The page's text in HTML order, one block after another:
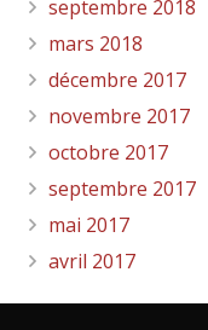
septembre 2018
mars 2018
décembre 2017
novembre 2017
octobre 2017
septembre 2017
mai 2017
avril 2017